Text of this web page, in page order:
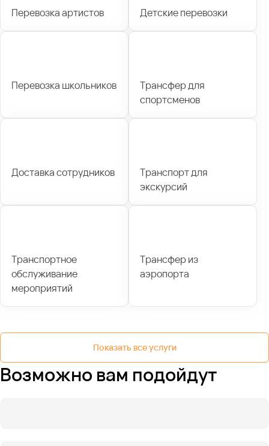
Перевозка артистов Детские перевозки
Перевозка школьников
Трансфер для
спортсменов
Доставка сотрудников
Транспорт для
экскурсий
Транспортное
обслуживание
мероприятий
Трансфер из
аэропорта
Показать все услуги
Возможно вам подойдут